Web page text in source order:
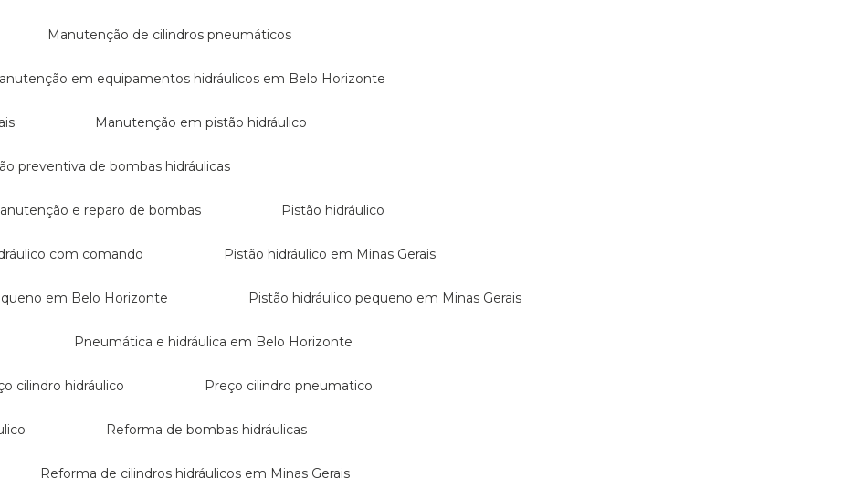
Manutenção de cilindros pneumáticos
Manutenção em equipamentos hidráulicos em Belo Horizonte
Manutenção em pistão hidráulico
preventiva de bombas hidráulicas
Manutenção e reparo de bombas Pistão hidráulico
com comando Pistão hidráulico em Minas Gerais
em Belo Horizonte Pistão hidráulico pequeno em Minas Gerais
Pneumática e hidráulica em Belo Horizonte
cilindro hidráulico Preço cilindro pneumatico
Reforma de bombas hidráulicas
Reforma de cilindros hidráulicos em Minas Gerais